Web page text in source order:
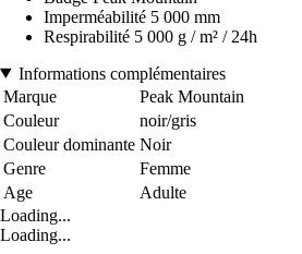
Imperméabilité 5 000 mm
Respirabilité 5 000 g / m² / 24h
Informations complémentaires
Marque
Peak Mountain
Couleur
noir/gris
Couleur dominante Noir
Genre
Femme
Age
Adulte
Loading...
Loading...